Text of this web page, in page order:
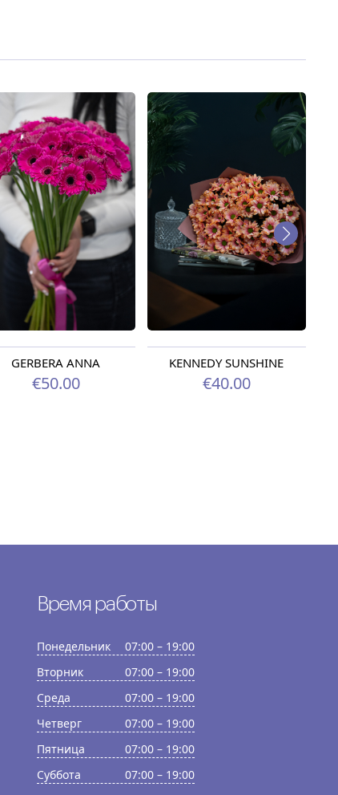
GERBERA ANNA
€50.00
KENNEDY SUNSHINE
€40.00
Время работы
Понедельник
07:00 – 19:00
Вторник
07:00 – 19:00
Среда
07:00 – 19:00
Четверг
07:00 – 19:00
Пятница
07:00 – 19:00
Суббота
07:00 – 19:00